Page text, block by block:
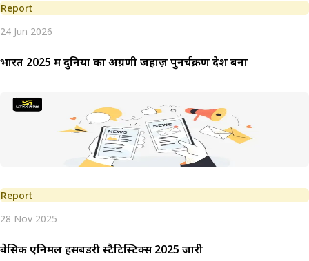
Report
24 Jun 2026
भारत 2025 में दुनिया का अग्रणी जहाज़ पुनर्चक्रण देश बना
Report
28 Nov 2025
बेसिक एनिमल हसबेंडरी स्टैटिस्टिक्स 2025 जारी